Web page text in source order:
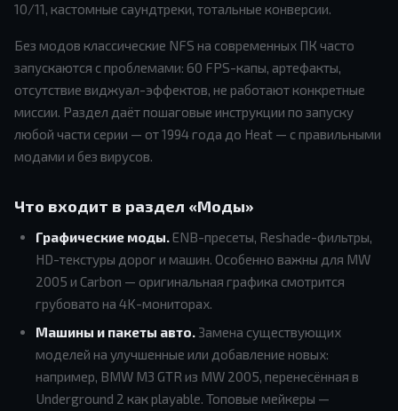
10/11, кастомные саундтреки, тотальные конверсии.
Без модов классические NFS на современных ПК часто
запускаются с проблемами: 60 FPS-капы, артефакты,
отсутствие виджуал-эффектов, не работают конкретные
миссии. Раздел даёт пошаговые инструкции по запуску
любой части серии — от 1994 года до Heat — с правильными
модами и без вирусов.
Что входит в раздел «Моды»
Графические моды. ENB-пресеты, Reshade-фильтры,
HD-текстуры дорог и машин. Особенно важны для MW
2005 и Carbon — оригинальная графика смотрится
грубовато на 4K-мониторах.
Машины и пакеты авто. Замена существующих
моделей на улучшенные или добавление новых:
например, BMW M3 GTR из MW 2005, перенесённая в
Underground 2 как playable. Топовые мейкеры —